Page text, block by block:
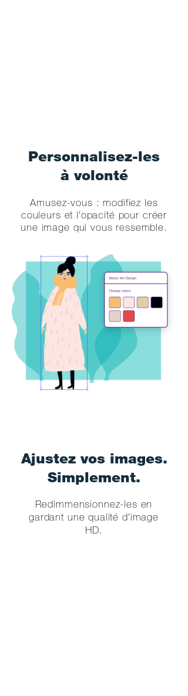
Personnalisez-les
à volonté
Amusez-vous : modifiez les
couleurs et l'opacité pour créer
une image qui vous ressemble.
Ajustez vos images.
Simplement.
Redimmensionnez-les en
gardant une qualité d'image
HD.